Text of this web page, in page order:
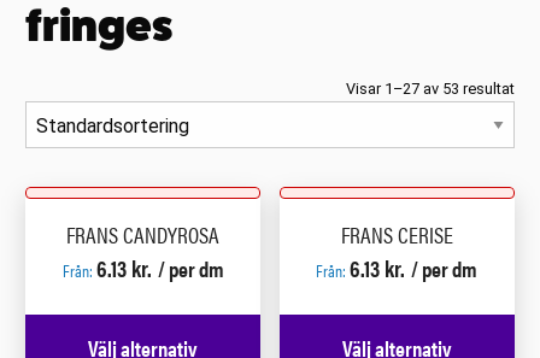
fringes
Visar 1–27 av 53 resultat
FRANS CANDYROSA
Från: 6.13kr. / per dm
Välj alternativ
FRANS CERISE
Från:6.13kr. / per dm
Välj alternativ